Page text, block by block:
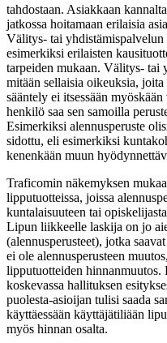
tahdostaan. Asiakkaan
jatkossa hoitamaan erilaisia
Välitys- tai
esimerkiksi erilaisten
tarpeiden mukaan. Välitys- tai
mitään sellaisia oikeuksia,
sääntely ei itsessään
henkilö saa sen samoilla
Esimerkiksi alennusperuste
sidottu, eli esimerkiksi
kenenkään muun
Traficomin näkemyksen
lipputuotteissa, joissa
kuntalaisuuteen tai
Lipun liikkeelle laskija on jo
(alennusperusteet), jotka
ei ole alennusperusteen
lipputuotteiden hinnanmuutos.
koskevassa hallituksen
puolesta-asioijan tulisi saada
käyttäessään käyttäjätiliään
myös hinnan osalta.